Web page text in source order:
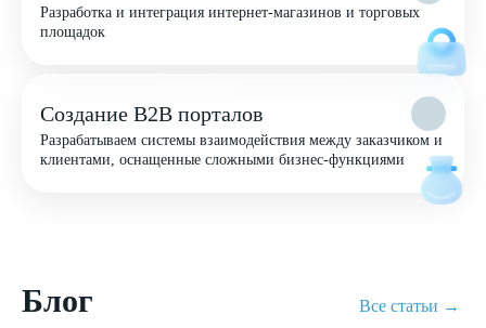
Разработка и интеграция интернет-магазинов и торговых
площадок
Создание B2B порталов
Разрабатываем системы взаимодействия между заказчиком и
клиентами, оснащенные сложными бизнес-функциями
Блог Все статьи →